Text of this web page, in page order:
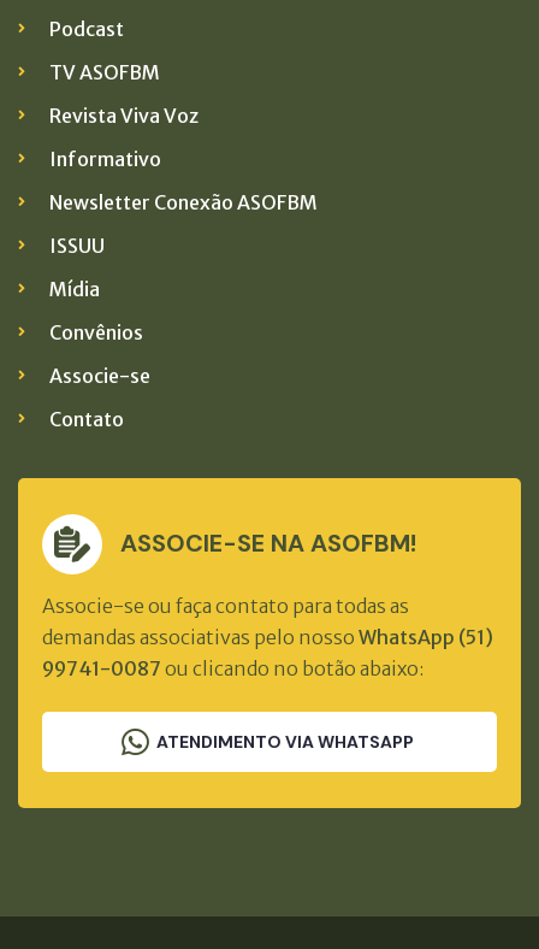
Podcast
TV ASOFBM
Revista Viva Voz
Informativo
Newsletter Conexão ASOFBM
ISSUU
Mídia
Convênios
Associe-se
Contato
ASSOCIE-SE NA ASOFBM!
Associe-se ou faça contato para todas as
demandas associativas pelo nosso WhatsApp (51)
99741-0087 ou clicando no botão abaixo:
ATENDIMENTO VIA WHATSAPP